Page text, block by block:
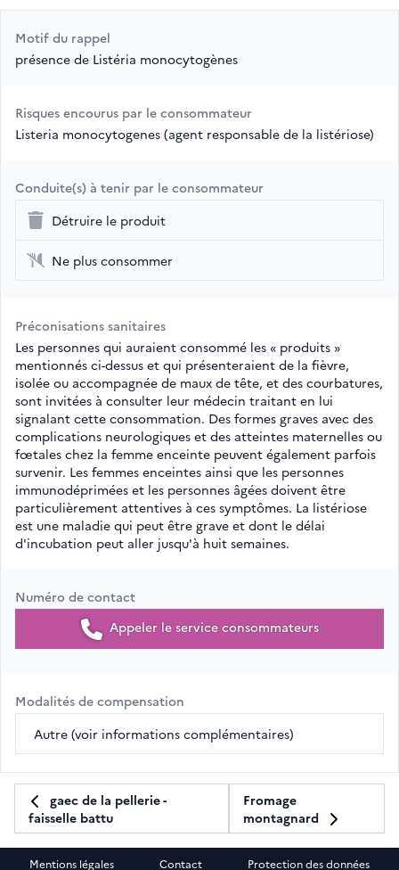
Motif du rappel
présence de Listéria monocytogènes
Risques encourus par le consommateur
Listeria monocytogenes (agent responsable de la listériose)
Conduite(s) à tenir par le consommateur
Détruire le produit
Ne plus consommer
Préconisations sanitaires
Les personnes qui auraient consommé les « produits »
mentionnés ci-dessus et qui présenteraient de la fièvre,
isolée ou accompagnée de maux de tête, et des courbatures,
sont invitées à consulter leur médecin traitant en lui
signalant cette consommation. Des formes graves avec des
complications neurologiques et des atteintes maternelles ou
fœtales chez la femme enceinte peuvent également parfois
survenir. Les femmes enceintes ainsi que les personnes
immunodéprimées et les personnes âgées doivent être
particulièrement attentives à ces symptômes. La listériose
est une maladie qui peut être grave et dont le délai
d'incubation peut aller jusqu'à huit semaines.
Numéro de contact
Appeler le service consommateurs
Modalités de compensation
Autre (voir informations complémentaires)
gaec de la pellerie -
faisselle battu
Fromage
montagnard
Mentions légales Contact Protection des données